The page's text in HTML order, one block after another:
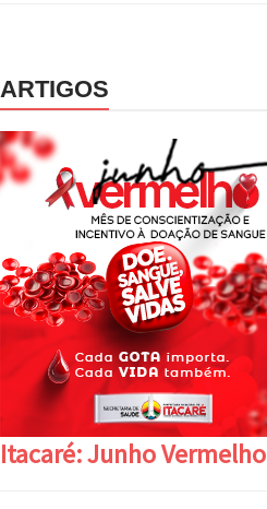
ARTIGOS
Itacaré: Junho Vermelho